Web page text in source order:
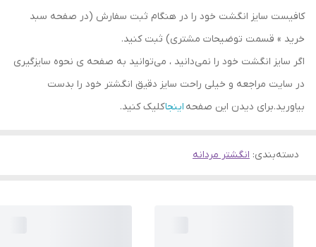
کافیست سایز انگشت خود را در هنگام ثبت سفارش (در صفحه سبد
خرید » قسمت توضیحات مشتری) ثبت کنید.
اگر سایز انگشت خود را نمی‌دانید ، می‌توانید به صفحه ی نحوه سایزگیری
در سایت مراجعه و خیلی راحت سایز دقیق انگشتر خود را بدست
بیاورید.برای دیدن این صفحه اینجاکلیک کنید.
دسته‌بندی: انگشتر مردانه